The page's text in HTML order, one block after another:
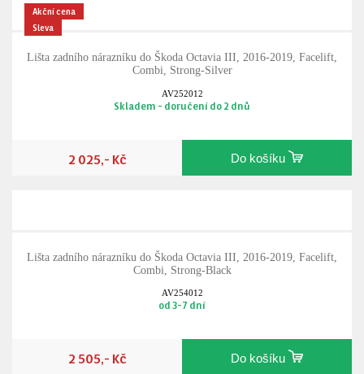
Akční cena
Sleva
Lišta zadního nárazníku do Škoda Octavia III, 2016-2019, Facelift,
Combi, Strong-Silver
AV252012
Skladem - doručení do 2 dnů
2 025,- Kč Do košíku
Lišta zadního nárazníku do Škoda Octavia III, 2016-2019, Facelift,
Combi, Strong-Black
AV254012
od 3-7 dní
2 505,- Kč Do košíku